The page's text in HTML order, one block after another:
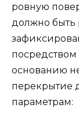
ровную
должно
посредством
основанию
перекрытие
параметрам: